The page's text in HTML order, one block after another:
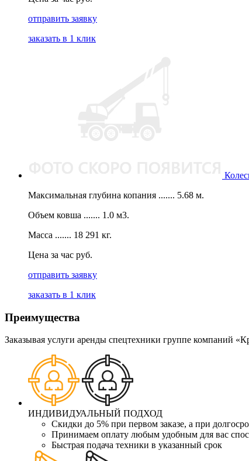
отправить заявку
заказать в 1 клик
Максимальная глубина копания ....... 5.68 м.
Объем ковша ....... 1.0 м3.
Масса ....... 18 291 кг.
Цена за час руб.
отправить заявку
заказать в 1 клик
Преимущества
Заказывая услуги аренды спецтехники группе компаний
ИНДИВИДУАЛЬНЫЙ ПОДХОД
Скидки до 5% при первом заказе, а при
Принимаем оплату любым удобным для вас
Быстрая подача техники в указанный срок